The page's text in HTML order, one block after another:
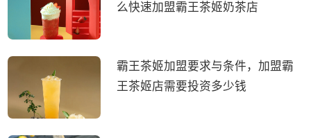
么快速加盟霸王茶姬奶茶店
霸王茶姬加盟要求与条件，加盟霸
王茶姬店需要投资多少钱